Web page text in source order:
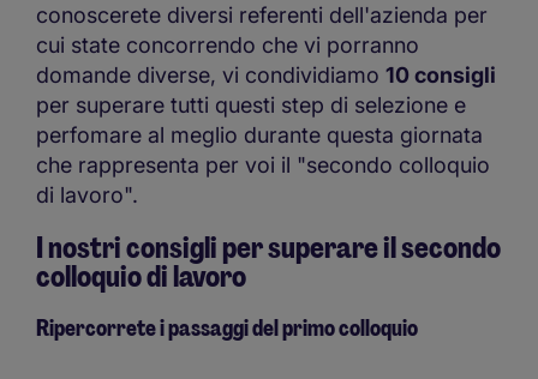
conoscerete diversi referenti dell'azienda per
cui state concorrendo che vi porranno
domande diverse, vi condividiamo 10 consigli
per superare tutti questi step di selezione e
perfomare al meglio durante questa giornata
che rappresenta per voi il "secondo colloquio
di lavoro".
I nostri consigli per superare il secondo
colloquio di lavoro
Ripercorrete i passaggi del primo colloquio